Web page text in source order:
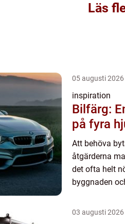
Läs
05 augusti 2026
inspiration
Bilfärg:
på fyra
Att behöva
åtgärderna
det ofta helt
byggnaden
03 augusti 2026